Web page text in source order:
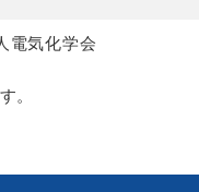
電気化学会
。